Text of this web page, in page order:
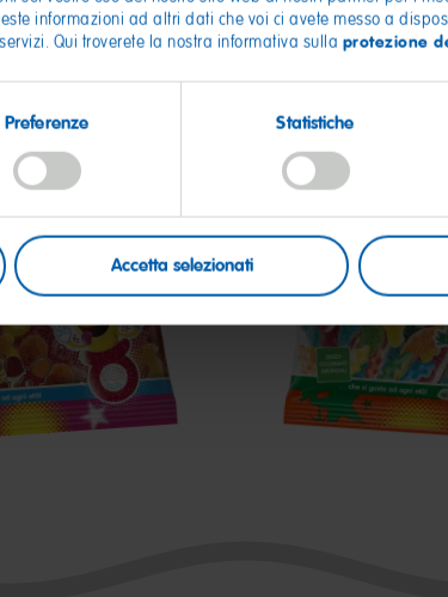
informazioni ad altri dati che voi ci avete messo a
Qui troverete la nostra informativa sulla protezione
Preferenze Statistiche
Accetta selezionati
Coccodrì
Frizzi